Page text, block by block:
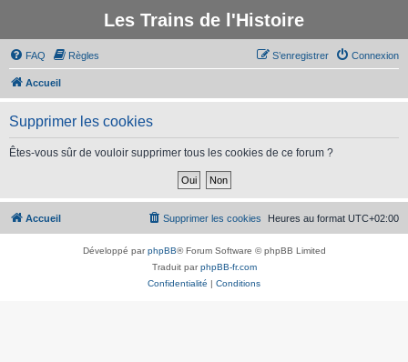
Les Trains de l'Histoire
FAQ Règles Connexion
S’enregistrer
Accueil
Supprimer les cookies
Êtes-vous sûr de vouloir supprimer tous les cookies de ce forum ?
Accueil Heures au format UTC+02:00
Supprimer les cookies
Développé parphpBB® Forum Software © phpBB Limited
Traduit parphpBB-fr.com
Confidentialité | Conditions